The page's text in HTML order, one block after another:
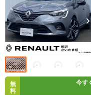
無
料
今す